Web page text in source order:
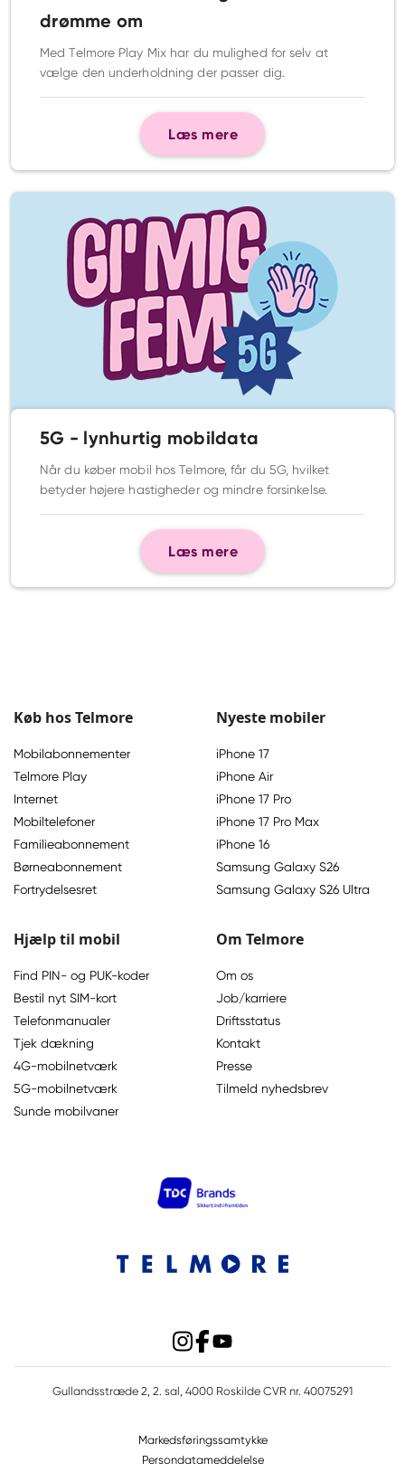
drømme om
Med Telmore Play Mix har du mulighed for selv at
vælge den underholdning der passer dig.
Læs mere
5G - lynhurtig mobildata
Når du køber mobil hos Telmore, får du 5G, hvilket
betyder højere hastigheder og mindre forsinkelse.
Læs mere
Køb hos Telmore
Mobilabonnementer
Telmore Play
Internet
Mobiltelefoner
Familieabonnement
Børneabonnement
Fortrydelsesret
Nyeste mobiler
iPhone 17
iPhone Air
iPhone 17 Pro
iPhone 17 Pro Max
iPhone 16
Samsung Galaxy S26
Samsung Galaxy S26 Ultra
Hjælp til mobil
Find PIN- og PUK-koder
Bestil nyt SIM-kort
Telefonmanualer
Tjek dækning
4G-mobilnetværk
5G-mobilnetværk
Sunde mobilvaner
Om Telmore
Om os
Job/karriere
Driftsstatus
Kontakt
Presse
Tilmeld nyhedsbrev
Gullandsstræde 2, 2. sal, 4000 Roskilde CVR nr. 40075291
Markedsføringssamtykke
Persondatameddelelse